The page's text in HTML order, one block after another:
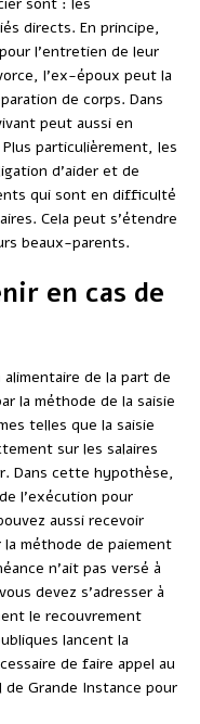
directs. En principe,
l’entretien de leur
l’ex-époux peut la
de corps. Dans
peut aussi en
particulièrement, les
d’aider et de
qui sont en difficulté
Cela peut s’étendre
beaux-parents.
en cas de
de la part de
la méthode de la saisie
telles que la saisie
sur les salaires
Dans cette hypothèse,
l’exécution pour
aussi recevoir
méthode de paiement
n’ait pas versé à
devez s’adresser à
le recouvrement
lancent la
de faire appel au
de Grande Instance pour